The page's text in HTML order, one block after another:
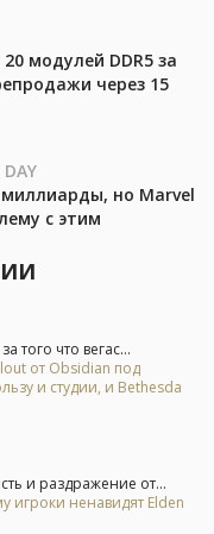
модулей DDR5 за
через 15
но Marvel
с этим
того что вегас...
от Obsidian под
и студии, и Bethesda
и раздражение от...
игроки ненавидят Elden